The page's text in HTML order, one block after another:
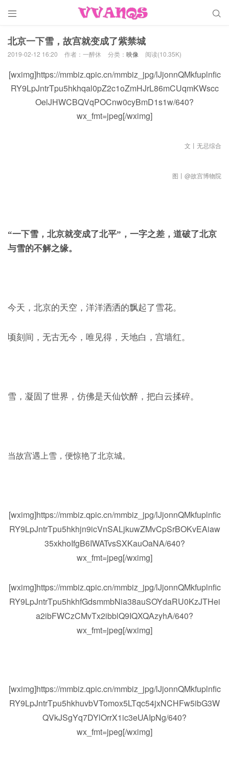
 
北京一下雪，故宫就变成了紫禁城
2019-02-12 16:20 作者：一醉休 分类： 映像 阅读(10.35K)
[wximg]https://mmbiz.qpic.cn/mmbiz_jpg/lJjonnQMkfuplnfic
RY9LpJntrTpu5hkhqal0pZ2c1oZmHJrL86mCUqmKWscc
OelJHWCBQVqPOCnw0cyBmD1s1w/640?
wx_fmt=jpeg[/wximg]
文丨无忌综合
图丨@故宫博物院
“一下雪，北京就变成了北平”，一字之差，道破了北京
与雪的不解之缘。
今天，北京的天空，洋洋洒洒的飘起了雪花。
顷刻间，无古无今，唯见得，天地白，宫墙红。
雪，凝固了世界，仿佛是天仙饮醉，把白云揉碎。
当故宫遇上雪，便惊艳了北京城。
[wximg]https://mmbiz.qpic.cn/mmbiz_jpg/lJjonnQMkfuplnfic
RY9LpJntrTpu5hkhjn9icVnSALjkuwZMvCpSrBOKvEAiaw
35xkhoIfgB6IWATvsSXKauOaNA/640?
wx_fmt=jpeg[/wximg]
[wximg]https://mmbiz.qpic.cn/mmbiz_jpg/lJjonnQMkfuplnfic
RY9LpJntrTpu5hkhfGdsmmbNia38auSOYdaRU0KzJTHei
a2ibFWCzCMvTx2ibblQ9IQXQAzyhA/640?
wx_fmt=jpeg[/wximg]
[wximg]https://mmbiz.qpic.cn/mmbiz_jpg/lJjonnQMkfuplnfic
RY9LpJntrTpu5hkhuvbVTomox5LTqc54jxNCHFw5ibG3W
QVkJSgYq7DYlOrrX1ic3eUAIpNg/640?
wx_fmt=jpeg[/wximg]